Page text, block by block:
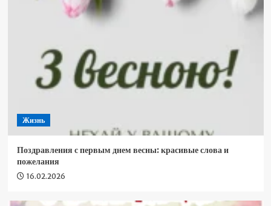
Жизнь
Поздравления с первым днем ​​весны: красивые слова и
пожелания
16.02.2026